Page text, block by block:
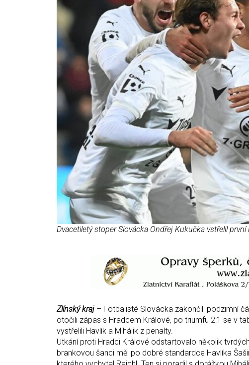
Dvacetiletý stoper Slovácka Ondřej Kukučka vstřelil první
Zlínský kraj – Fotbalisté Slovácka zakončili podzimní
otočili zápas s Hradcem Králové, po triumfu 2:1 se v
vystřelili Havlík a Mihálik z penalty.
Utkání proti Hradci Králové odstartovalo několik
brankovou šanci měl po dobré standardce Havlíka